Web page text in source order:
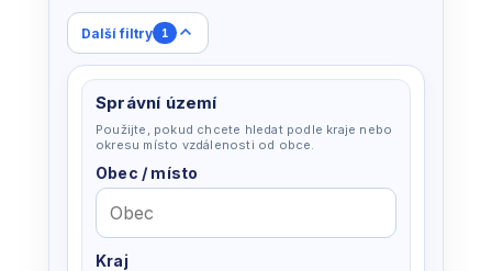
Další filtry 1
Správní území
Použijte, pokud chcete hledat podle kraje nebo
okresu místo vzdálenosti od obce.
Obec / místo
Kraj